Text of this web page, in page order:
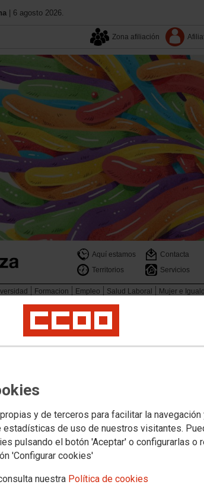
y de terceros para facilitar la navegación
estadísticas de uso de nuestros visitantes.
pulsando el botón 'Aceptar' o configurarlas o
'Configurar cookies'
nuestra Política de cookies
| 6 agosto 2026.
Zona afiliación
Aquí estamos
Contacta
Territorios
Servicios
Formacion Empleo Salud Laboral
Mujer e
el 0-3 en Madrid
gran movilización estatal.